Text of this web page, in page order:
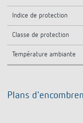
Indice de protection
Classe de protection
Température ambiante
Plans